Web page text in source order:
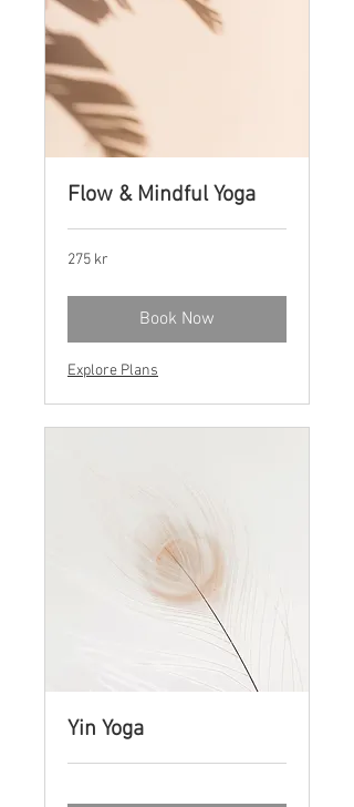
Flow & Mindful Yoga
275
norske
275 kr
Book Now
Explore Plans
Yin Yoga